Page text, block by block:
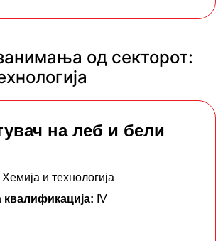
од секторот:
на леб и бели
Хемија и технологија
квалификација: IV